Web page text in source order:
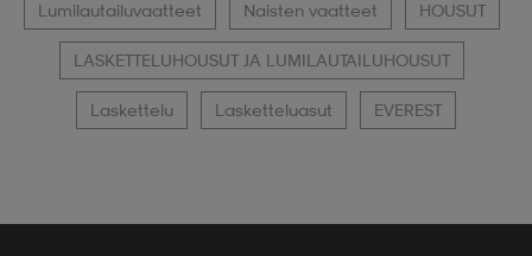
Lumilautailuvaatteet Naisten vaatteet HOUSUT
LASKETTELUHOUSUT JA LUMILAUTAILUHOUSUT
Laskettelu Lasketteluasut EVEREST